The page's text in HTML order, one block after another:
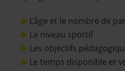
L’âge et le nombre de
Le niveau sportif
Les objectifs
Le temps disponible et